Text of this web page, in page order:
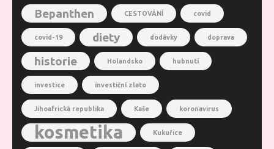
Bepanthen CESTOVÁNÍ covid
covid-19 diety dodávky doprava
historie Holandsko hubnutí
investice investiční zlato
Jihoafrická republika Kaše koronavirus
kosmetika Kukuřice